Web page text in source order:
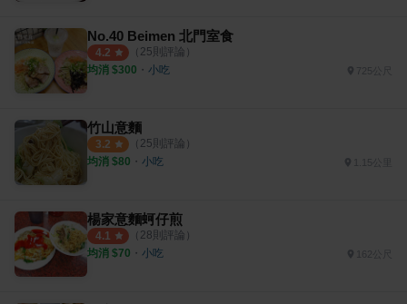
No.40 Beimen 北門室食
4.2 （ 25則評論）
均消 $300 ・ 小吃 725公尺
竹山意麵
3.2 （ 25則評論）
均消 $80 ・ 小吃 1.15公里
楊家意麵蚵仔煎
4.1 （ 28則評論）
均消 $70 ・ 小吃